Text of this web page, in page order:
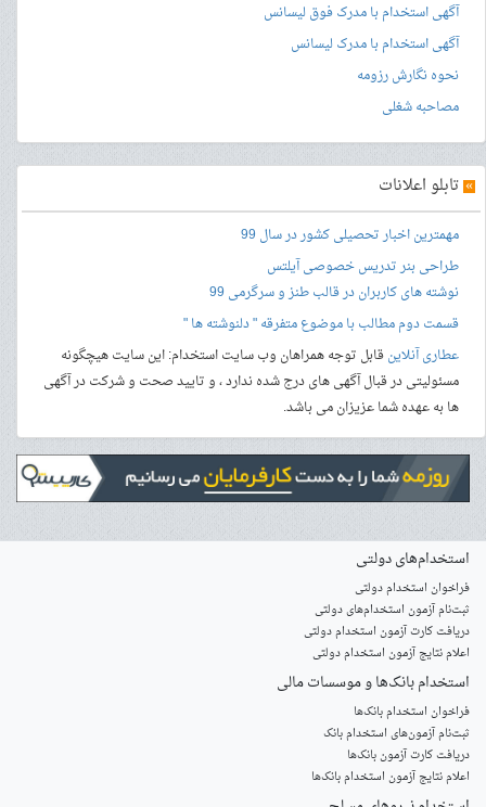
آگهی استخدام با مدرک فوق لیسانس
آگهی استخدام با مدرک لیسانس
نحوه نگارش رزومه
مصاحبه شغلی
» تابلو اعلانات
مهمترین اخبار تحصیلی کشور در سال 99
طراحی بنرتدریس خصوصی آیلتس
نوشته های کاربران در قالب طنز و سرگرمی 99
قسمت دوم مطالب با موضوع متفرقه " دلنوشته ها "
عطاری آنلاینقابل توجه همراهان وب سایت استخدام: این سایت هیچگونه
مسئولیتی در قبال آگهی های درج شده ندارد ، و تایید صحت و شرکت در آگهی
ها به عهده شما عزیزان می باشد.
استخدام‌های دولتی
فراخوان استخدام دولتی
ثبت‌نام آزمون‌ استخدام‌های دولتی
دریافت کارت آزمون استخدام دولتی
اعلام نتایج آزمون استخدام دولتی
استخدام‌ بانک‌ها و موسسات مالی
فراخوان استخدام بانک‌ها
‌ثبت‌نام آزمون‌های استخدام بانک
دریافت کارت آزمون بانک‌ها
اعلام نتایج آزمون استخدام بانک‌ها